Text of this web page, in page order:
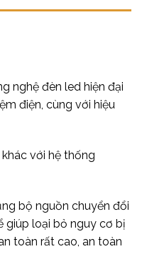
nghệ đèn led hiện đại
điện, cùng với hiệu
với hệ thống
bộ nguồn chuyển đổi
giúp loại bỏ nguy cơ bị
toàn rất cao, an toàn